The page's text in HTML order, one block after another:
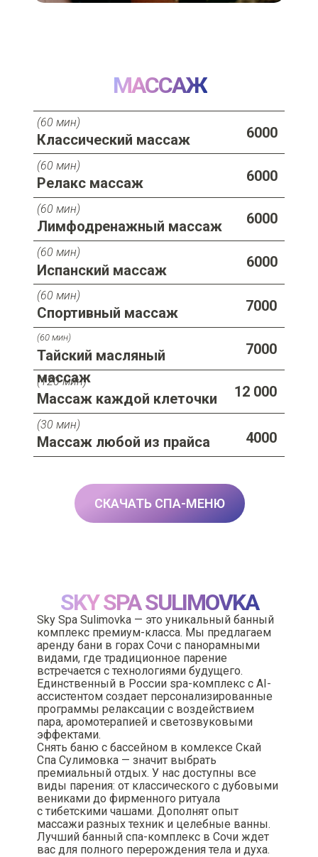
SKY SPA SULIMOVKA
Sky Spa Sulimovka — это уникальный банный
комплекс премиум-класса. Мы предлагаем
аренду бани в горах Сочи с панорамными
видами, где традиционное парение
встречается с технологиями будущего.
Единственный в России spa-комплекс с AI-
ассистентом создает персонализированные
программы релаксации с воздействием
пара, аромотерапией и светозвуковыми
эффектами.
Снять баню с бассейном в комлексе Скай
Спа Сулимовка — значит выбрать
премиальный отдых. У нас доступны все
виды парения: от классического с дубовыми
вениками до фирменного ритуала
с тибетскими чашами. Дополнят опыт
массажи разных техник и целебные ванны.
Лучший банный спа-комплекс в Сочи ждет
вас для полного перерождения тела и духа.
(30 мин)
4000
Массаж любой из прайса
Массаж каждой клеточки 12 000
(120 мин)
(60 мин)
7000
Тайский масляный
массаж
Спортивный массаж 7000
(60 мин)
(60 мин)
6000
Испанский массаж
Лимфодренажный массаж 6000
(60 мин)
(60 мин)
6000
Релакс массаж
Классический массаж 6000
(60 мин)
МАССАЖ
СКАЧАТЬ СПА-МЕНЮ